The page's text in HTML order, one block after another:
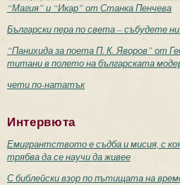
“Магия” и “Икар” от Станка Пенчева
Български пера по света – събудете
“Панихида за поета П. К. Яворов” от
титани в полето на българската
чети по-нататък
Интервюта
Емигрантството е съдба и мисия, с
трябва да се научи да живее
С библейски взор по пътищата на